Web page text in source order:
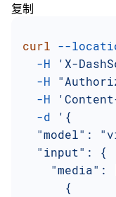
复制
curl --
  -H
'X-
  -H
  -H
  -d
'{
"model":
  "input": {
"media":
      {